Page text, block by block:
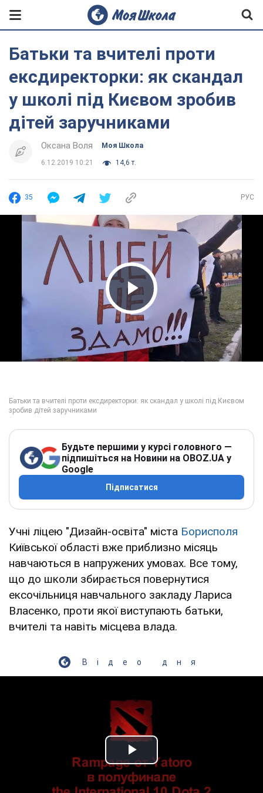
Батьки та вчителі проти
ексдиректорки: як скандал
у школі під Києвом зробив
дітей заручниками
Оксана Воля Моя Школа
6.12.2019 10:21 14,6 т.
35 РУС
Play Video
Будьте першими у курсі головного —
підпишіться на Новини на OBOZ.UA у
Google
Підписатися
Учні ліцею "Дизайн-освіта" міста Борисполя
Київської області вже приблизно місяць
навчаються в напружених умовах. Все тому,
що до школи збирається повернутися
ексочільниця навчального закладу Лариса
Власенко, проти якої виступають батьки,
вчителі та навіть місцева влада.
Відео дня
Play Video